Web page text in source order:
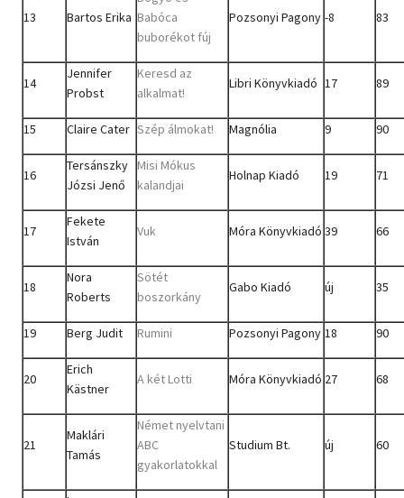
13 Bartos Erika Babóca
buborékot fúj
Pozsonyi Pagony -8 83
14
Jennifer
Probst
Keresd az
alkalmat!
Libri Könyvkiadó 17 89
15 Claire Cater Szép álmokat! Magnólia 9 90
16
Tersánszky
Józsi Jenő
Misi Mókus
kalandjai
Holnap Kiadó 19 71
17
Fekete
István
Vuk Móra Könyvkiadó 39 66
18
Nora
Roberts
Sötét
boszorkány
Gabo Kiadó új 35
19 Berg Judit Rumini Pozsonyi Pagony 18 90
20
Erich
Kästner
A két Lotti Móra Könyvkiadó 27 68
21
Maklári
Tamás
Német nyelvtani
ABC
gyakorlatokkal
Studium Bt. új 60